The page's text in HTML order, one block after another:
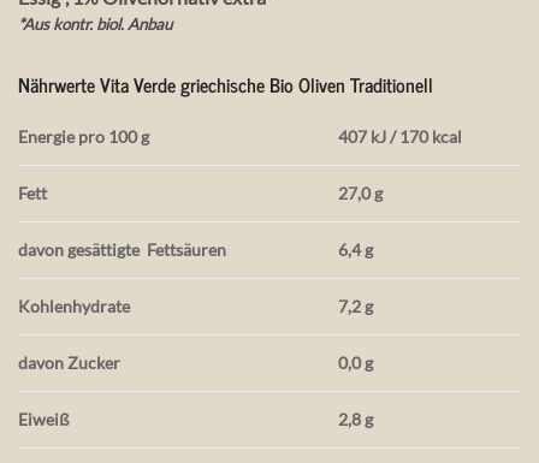
*Aus kontr. biol. Anbau
Nährwerte Vita Verde griechische Bio Oliven Traditionell
Energie pro 100 g 407 kJ / 170 kcal
Fett 27,0 g
davon gesättigte Fettsäuren 6,4 g
Kohlenhydrate 7,2 g
davon Zucker 0,0 g
Eiweiß 2,8 g